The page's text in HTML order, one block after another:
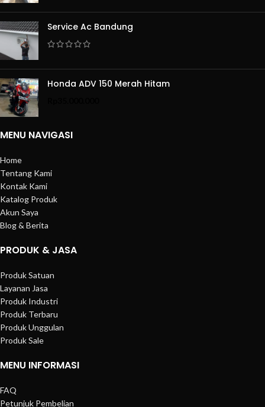
Service Ac Bandung
Honda ADV 150 Merah Hitam
MENU NAVIGASI
Home
Tentang Kami
Kontak Kami
Katalog Produk
Akun Saya
Blog & Berita
PRODUK & JASA
Produk Satuan
Layanan Jasa
Produk Industri
Produk Terbaru
Produk Unggulan
Produk Sale
MENU INFORMASI
FAQ
Petunjuk Pembelian